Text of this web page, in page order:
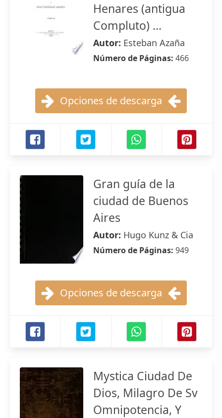
Henares (antigua
Compluto) ...
Autor: Esteban Azaña
Número de Páginas: 466
Opciones de descarga
Gran guía de la
ciudad de Buenos
Aires
Autor: Hugo Kunz & Cia
Número de Páginas: 949
Opciones de descarga
Mystica Ciudad De
Dios, Milagro De Sv
Omnipotencia, Y